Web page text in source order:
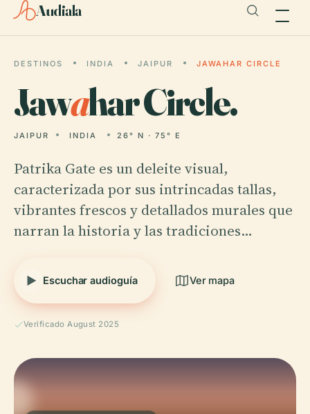
Audiala
DESTINOS INDIA JAIPUR JAWAHAR CIRCLE
Jawahar Circle.
JAIPUR INDIA 26° N · 75° E
Patrika Gate es un deleite visual,
caracterizada por sus intrincadas tallas,
vibrantes frescos y detallados murales que
narran la historia y las tradiciones…
Escuchar audioguía Ver mapa
Verificado August 2025